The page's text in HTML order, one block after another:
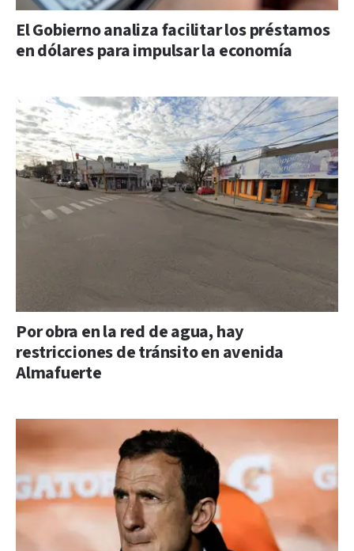
El Gobierno analiza facilitar los préstamos
en dólares para impulsar la economía
Por obra en la red de agua, hay
restricciones de tránsito en avenida
Almafuerte